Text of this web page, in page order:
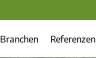
Branchen Referenzen